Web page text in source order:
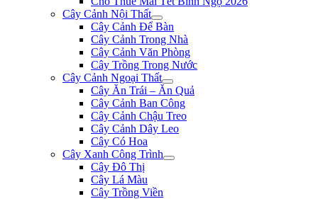
Cây Cảnh Nội Thất
Cây Cảnh Để Bàn
Cây Cảnh Trong Nhà
Cây Cảnh Văn Phòng
Cây Trồng Trong Nước
Cây Cảnh Ngoại Thất
Cây Ăn Trái – Ăn Quả
Cây Cảnh Ban Công
Cây Cảnh Chậu Treo
Cây Cảnh Dây Leo
Cây Có Hoa
Cây Xanh Công Trình
Cây Đô Thị
Cây Lá Màu
Cây Trồng Viền